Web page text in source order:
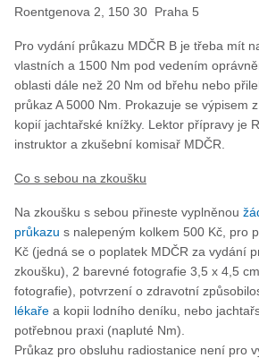
Roentgenova 2, 150 30 Praha 5
Pro vydání průkazu MDČR B je třeba mít
vlastních a 1500 Nm pod vedením
oblasti dále než 20 Nm od břehu nebo
průkaz A 5000 Nm. Prokazuje se výpisem
kopií jachtařské knížky. Lektor přípravy je
instruktor a zkušební komisař MDČR.
Co s sebou na zkoušku
Na zkoušku s sebou přineste vyplněnou
průkazu s nalepeným kolkem 500 Kč, pro
Kč (jedná se o poplatek MDČR za vydání
zkoušku), 2 barevné fotografie 3,5 x 4,5
fotografie), potvrzení o zdravotní
lékaře a kopii lodního deníku, nebo
potřebnou praxi (napluté Nm).
Průkaz pro obsluhu radiostanice není pro